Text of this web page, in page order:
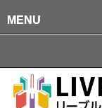
MENU
MENU